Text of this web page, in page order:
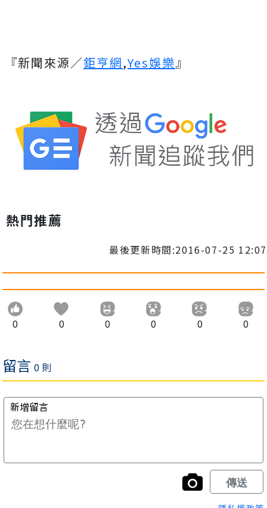
『新聞來源／鉅亨網,Yes娛樂』
熱門推薦
最後更新時間:2016-07-25 12:07
0 0 0 0 0 0